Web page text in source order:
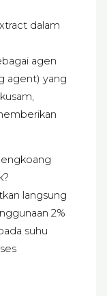
dalam
agen
agent) yang
langsung
2%
suhu